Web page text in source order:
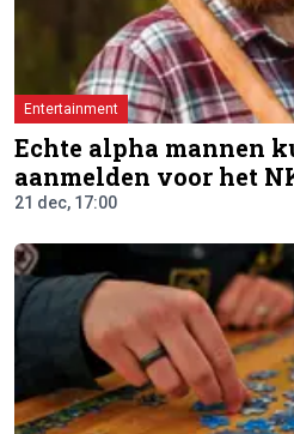
Entertainment
Echte alpha mannen
aanmelden voor het
21 dec, 17:00